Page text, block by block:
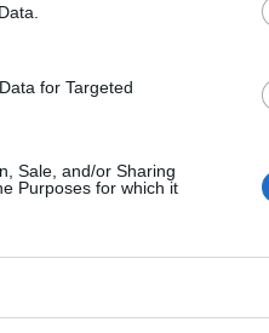
for Targeted
Sale, and/or Sharing
Purposes for which it